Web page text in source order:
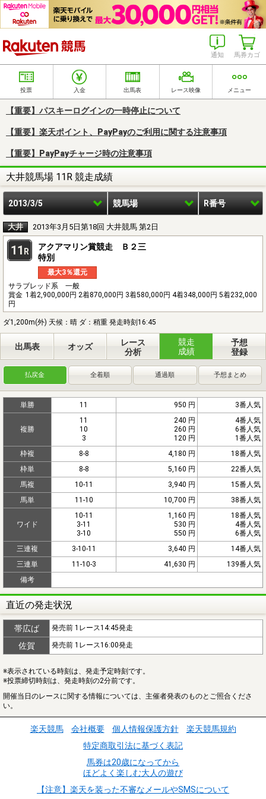
馬券カゴ
通知
投票 入金 出馬表 レース映像 メニュー
【重要】パスキーログインの一時停止について
【重要】楽天ポイント、PayPayのご利用に関する注意事項
【重要】PayPayチャージ時の注意事項
大井競馬場 11R 競走成績
2013/3/5 競馬場 R番号
大井 2013年3月5日第18回 大井競馬 第2日
11 R
アクアマリン賞競走 Ｂ２三
特別
最大3％還元
サラブレッド系 一般
賞金 1着2,900,000円 2着870,000円 3着580,000円 4着348,000円 5着232,000
円
ダ1,200m(外) 天候：晴 ダ：稍重 発走時刻16:45
出馬表 オッズ
レース
分析
競走
成績
予想
登録
払戻金 全着順 通過順 予想まとめ
単勝 11 950 円 3番人気
複勝
11
10
3
240 円
260 円
120 円
4番人気
6番人気
1番人気
枠複
8-8 4,180 円
18番人気
枠単
8-8 5,160 円
22番人気
馬複
10-11 3,940 円
15番人気
馬単
11-10 10,700 円 38番人気
ワイド
10-11
3-11
3-10
1,160 円
530 円
550 円
18番人気
4番人気
6番人気
三連複
3-10-11 3,640 円
14番人気
三連単
11-10-3 41,630 円
139番人気
備考
直近の発走状況
帯広ば 発売前 1レース14:45発走
佐賀 発売前 1レース16:00発走
※表示されている時刻は、発走予定時刻です。
※投票締切時刻は、発走時刻の2分前です。
開催当日のレースに関する情報については、主催者発表のものとご照合くださ
い。
楽天競馬 会社概要 個人情報保護方針
楽天競馬規約
特定商取引法に基づく表記
馬券は20歳になってから
ほどよく楽しむ大人の遊び
【注意】楽天を装った不審なメールやSMSについて